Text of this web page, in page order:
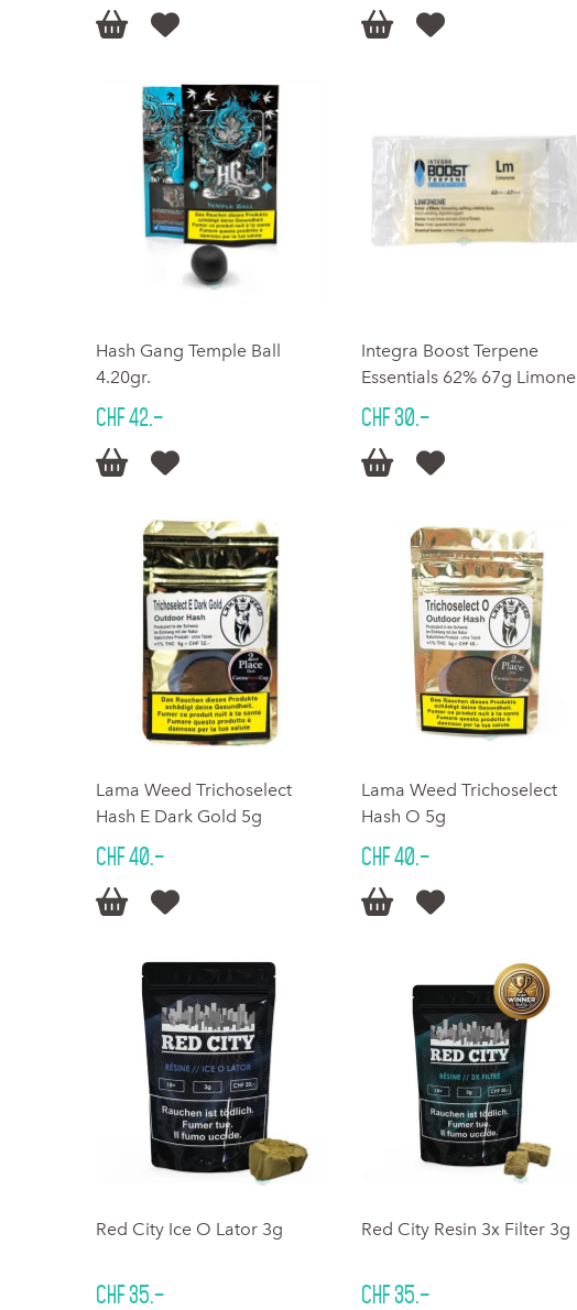
   
Hash Gang Temple Ball
4.20gr.
CHF 42.–
 
Integra Boost Terpene
Essentials 62% 67g Limone
CHF 30.–
 
Lama Weed Trichoselect
Hash E Dark Gold 5g
CHF 40.–
 
Lama Weed Trichoselect
Hash O 5g
CHF 40.–
 
Red City Ice O Lator 3g
CHF 35.–
Red City Resin 3x Filter 3g
CHF 35.–